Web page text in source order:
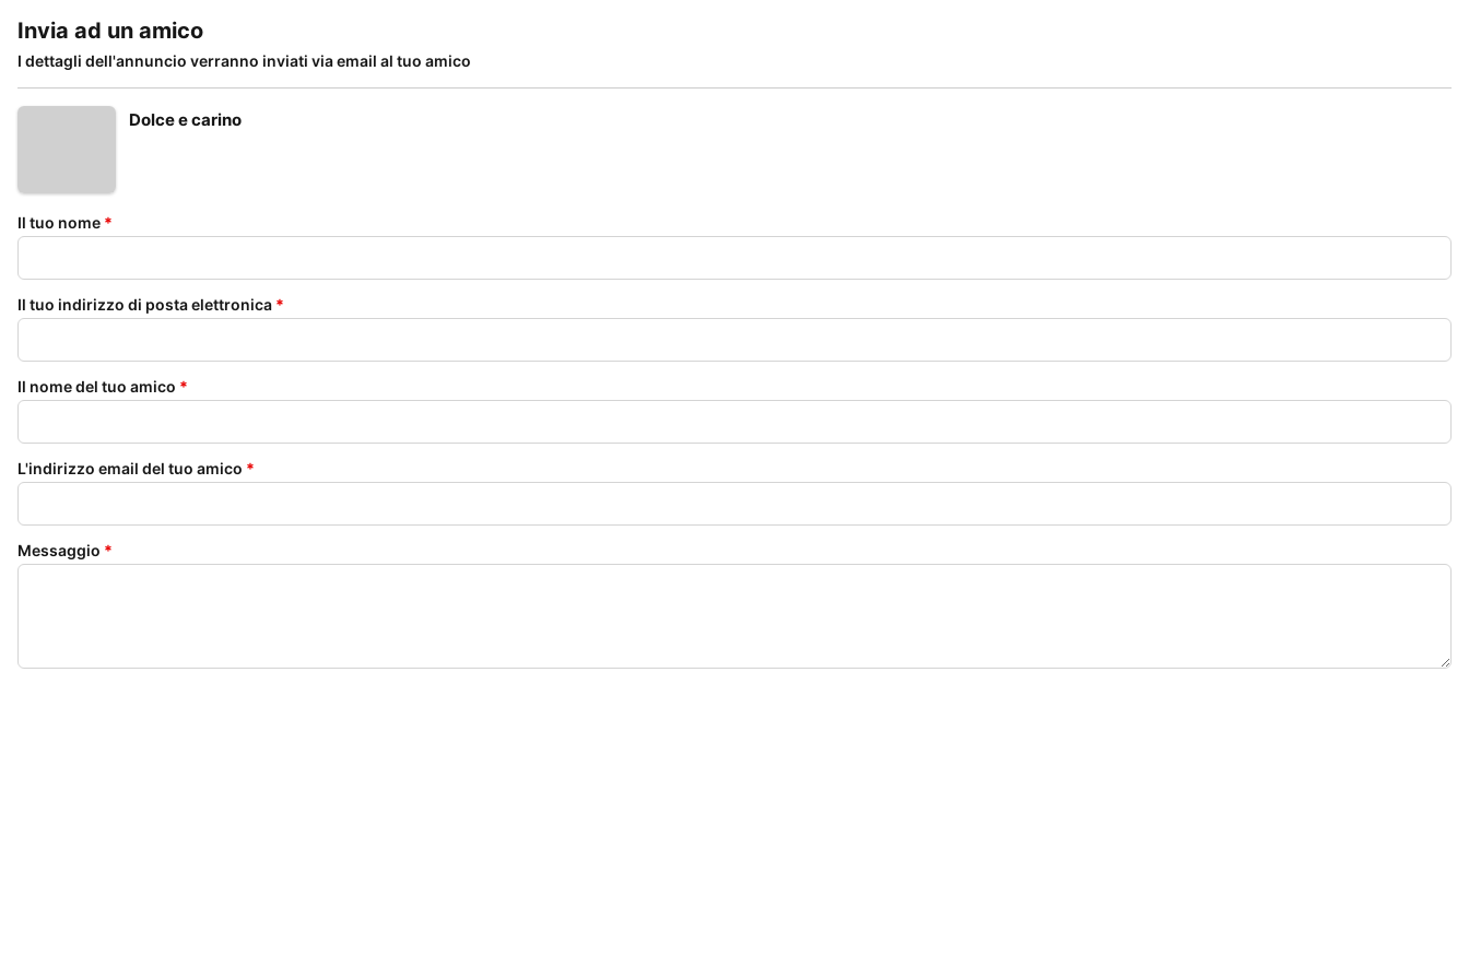
Invia ad un amico
I dettagli dell'annuncio verranno inviati via email al tuo amico
Dolce e carino
Il tuo nome *
Il tuo indirizzo di posta elettronica *
Il nome del tuo amico *
L'indirizzo email del tuo amico *
Messaggio *